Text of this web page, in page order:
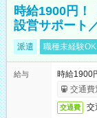
時給1900円！
設営サポート
派遣 職種未経験OK
給与
時給1900
交通費
交通費 交